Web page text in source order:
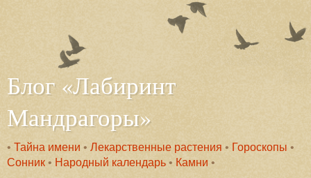
Блог «Лабиринт
Мандрагоры»
• Тайна имени • Лекарственные растения • Гороскопы •
Сонник • Народный календарь • Камни •